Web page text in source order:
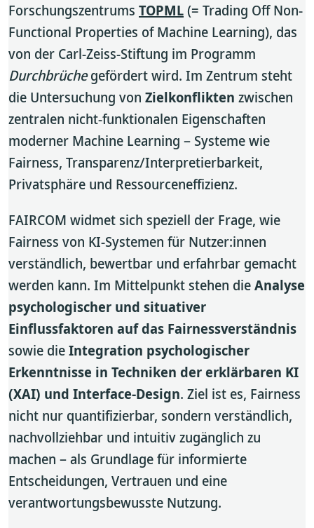
Forschungszentrums TOPML(= Trading Off Non-
Functional Properties of Machine Learning), das
von der Carl-Zeiss-Stiftung im Programm
Durchbrüchegefördert wird. Im Zentrum steht
die Untersuchung von Zielkonflikten zwischen
zentralen nicht-funktionalen Eigenschaften
moderner Machine Learning – Systeme wie
Fairness, Transparenz/Interpretierbarkeit,
Privatsphäre und Ressourceneffizienz.
FAIRCOM widmet sich speziell der Frage, wie
Fairness von KI-Systemen für Nutzer:innen
verständlich, bewertbar und erfahrbar gemacht
werden kann. Im Mittelpunkt stehen dieAnalyse
psychologischer und situativer
Einflussfaktoren auf das Fairnessverständnis
sowie dieIntegration psychologischer
Erkenntnisse in Techniken der erklärbaren KI
(XAI) und Interface-Design. Ziel ist es, Fairness
nicht nur quantifizierbar, sondern verständlich,
nachvollziehbar und intuitiv zugänglich zu
machen – als Grundlage für informierte
Entscheidungen, Vertrauen und eine
verantwortungsbewusste Nutzung.